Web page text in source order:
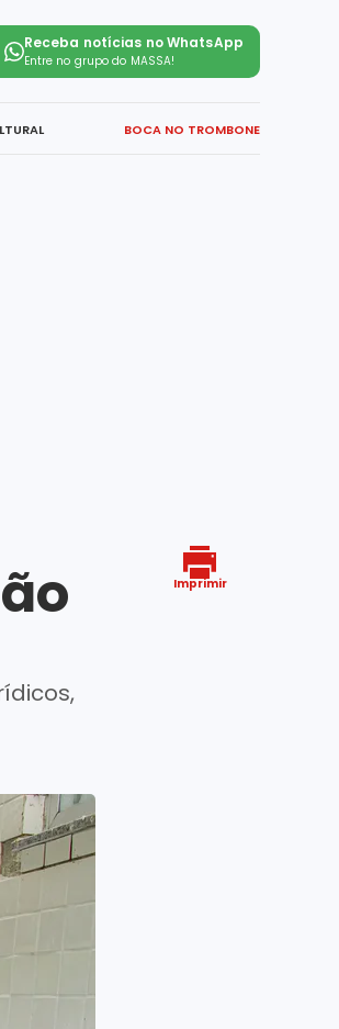
Receba notícias no WhatsApp
Entre no grupo do MASSA!
BOCA NO TROMBONE
Imprimir